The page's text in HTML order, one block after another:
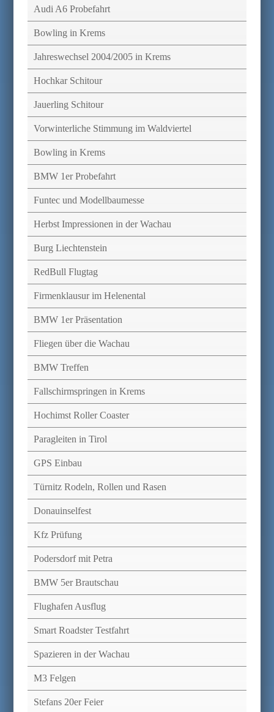
Audi A6 Probefahrt
Bowling in Krems
Jahreswechsel 2004/2005 in Krems
Hochkar Schitour
Jauerling Schitour
Vorwinterliche Stimmung im Waldviertel
Bowling in Krems
BMW 1er Probefahrt
Funtec und Modellbaumesse
Herbst Impressionen in der Wachau
Burg Liechtenstein
RedBull Flugtag
Firmenklausur im Helenental
BMW 1er Präsentation
Fliegen über die Wachau
BMW Treffen
Fallschirmspringen in Krems
Hochimst Roller Coaster
Paragleiten in Tirol
GPS Einbau
Türnitz Rodeln, Rollen und Rasen
Donauinselfest
Kfz Prüfung
Podersdorf mit Petra
BMW 5er Brautschau
Flughafen Ausflug
Smart Roadster Testfahrt
Spazieren in der Wachau
M3 Felgen
Stefans 20er Feier